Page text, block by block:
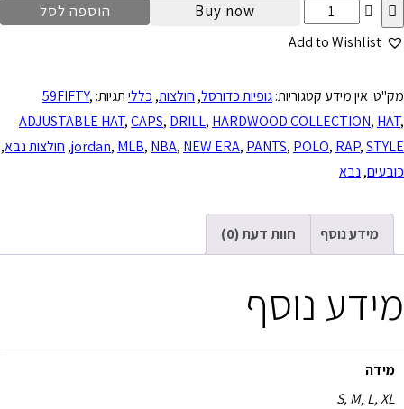
Buy now הוספה לסל
Add to Wishlist
מק"ט:אין מידע קטגוריות:גופיות כדורסל, חולצות, כלליתגיות: 59FIFTY,
ADJUSTABLE HAT,CAPS, DRILL, HARDWOOD COLLECTION, HAT,
jordan, MLB, NBA, NEW ERA, PANTS, POLO, RAP,STYLE
, חולצות נבא,
כובעים, נבא
מידע נוסף חוות דעת (0)
מידע נוסף
מידה
S, M, L, XL